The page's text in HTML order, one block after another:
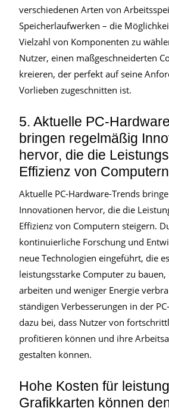
verschiedenen Arten von
Speicherlaufwerken – die
Vielzahl von Komponenten zu
Nutzer, einen maßgeschneiderten
kreieren, der perfekt auf seine
Vorlieben zugeschnitten ist.
5. Aktuelle PC-
bringen regelmäßig
hervor, die die
Effizienz von
Aktuelle PC-Hardware-Trends
Innovationen hervor, die die
Effizienz von Computern steigern.
kontinuierliche Forschung und
neue Technologien eingeführt, die
leistungsstarke Computer zu
arbeiten und weniger Energie
ständigen Verbesserungen in der
dazu bei, dass Nutzer von
profitieren können und ihre
gestalten können.
Hohe Kosten für
Grafikkarten können